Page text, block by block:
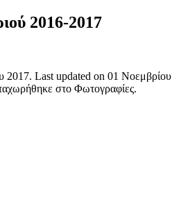
2016-2017
2017. Last updated on 01 Νοεμβρίου
στο Φωτογραφίες.